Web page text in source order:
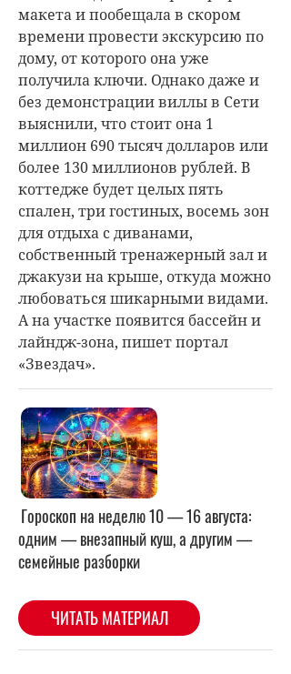
макета и пообещала в скором
времени провести экскурсию по
дому, от которого она уже
получила ключи. Однако даже и
без демонстрации виллы в Сети
выяснили, что стоит она 1
миллион 690 тысяч долларов или
более 130 миллионов рублей. В
коттедже будет целых пять
спален, три гостиных, восемь зон
для отдыха с диванами,
собственный тренажерный зал и
джакузи на крыше, откуда можно
любоваться шикарными видами.
А на участке появится бассейн и
лайндж-зона, пишет портал
«Звездач».